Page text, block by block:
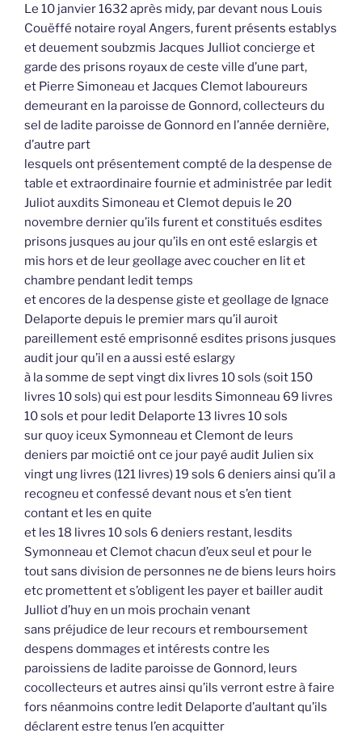
Le 10 janvier 1632 après midy, par devant nous Louis
Couëffé notaire royal Angers, furent présents establys
et deuement soubzmis Jacques Julliot concierge et
garde des prisons royaux de ceste ville d’une part,
et Pierre Simoneau et Jacques Clemot laboureurs
demeurant en la paroisse de Gonnord, collecteurs du
sel de ladite paroisse de Gonnord en l’année dernière,
d’autre part
lesquels ont présentement compté de la despense de
table et extraordinaire fournie et administrée par ledit
Juliot auxdits Simoneau et Clemot depuis le 20
novembre dernier qu’ils furent et constitués esdites
prisons jusques au jour qu’ils en ont esté eslargis et
mis hors et de leur geollage avec coucher en lit et
chambre pendant ledit temps
et encores de la despense giste et geollage de Ignace
Delaporte depuis le premier mars qu’il auroit
pareillement esté emprisonné esdites prisons jusques
audit jour qu’il en a aussi esté eslargy
à la somme de sept vingt dix livres 10 sols (soit 150
livres 10 sols) qui est pour lesdits Simonneau 69 livres
10 sols et pour ledit Delaporte 13 livres 10 sols
sur quoy iceux Symonneau et Clemont de leurs
deniers par moictié ont ce jour payé audit Julien six
vingt ung livres (121 livres) 19 sols 6 deniers ainsi qu’il a
recogneu et confessé devant nous et s’en tient
contant et les en quite
et les 18 livres 10 sols 6 deniers restant, lesdits
Symonneau et Clemot chacun d’eux seul et pour le
tout sans division de personnes ne de biens leurs hoirs
etc promettent et s’obligent les payer et bailler audit
Julliot d’huy en un mois prochain venant
sans préjudice de leur recours et remboursement
despens dommages et intérests contre les
paroissiens de ladite paroisse de Gonnord, leurs
cocollecteurs et autres ainsi qu’ils verront estre à faire
fors néanmoins contre ledit Delaporte d’aultant qu’ils
déclarent estre tenus l’en acquitter